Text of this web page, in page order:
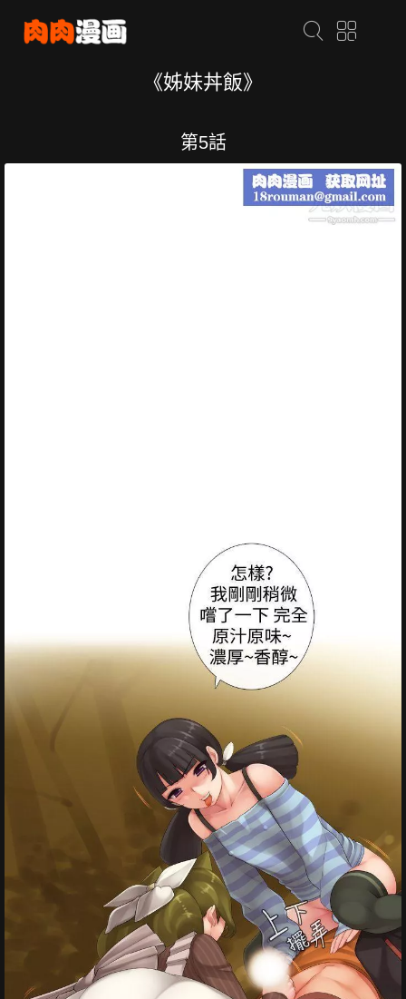
《姊妹丼飯》
第5話